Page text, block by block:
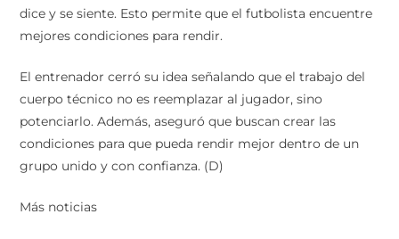
dice y se siente. Esto permite que el futbolista encuentre
mejores condiciones para rendir.
El entrenador cerró su idea señalando que el trabajo del
cuerpo técnico no es reemplazar al jugador, sino
potenciarlo. Además, aseguró que buscan crear las
condiciones para que pueda rendir mejor dentro de un
grupo unido y con confianza. (D)
Más noticias